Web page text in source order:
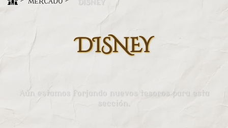
DISNEY
DISNEY
Aún estamos forjando nuevos tesoros para esta
sección.